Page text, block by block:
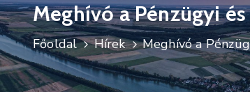
Meghívó a Pénzügyi
Főoldal Hírek Meghívó a